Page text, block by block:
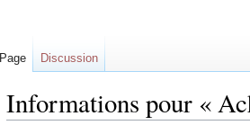
Informations pour «
Page Discussion